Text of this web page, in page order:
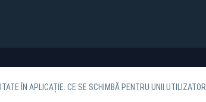
ÎN APLICAȚIE. CE SE SCHIMBĂ PENTRU UNII UTILIZATORI